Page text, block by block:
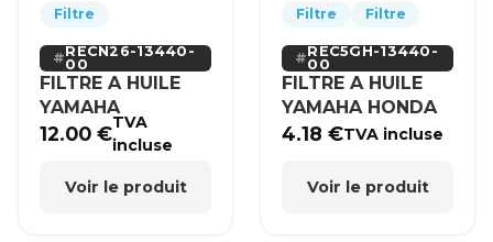
Filtre
RECN26-13440-
00
FILTRE A HUILE
YAMAHA
12.00€TVA
incluse
Voir le produit
Filtre Filtre
REC5GH-13440-
00
FILTRE A HUILE
YAMAHA HONDA
4.18€TVA incluse
Voir le produit